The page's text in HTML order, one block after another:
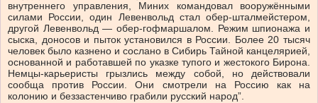
внутреннего управления, Миних командовал вооружёнными
силами России, один Левенвольд стал обер-шталмейстером,
другой Левенвольд — обер-гофмаршалом. Режим шпионажа и
сыска, доносов и пыток установился в России. Более 20 тысяч
человек было казнено и сослано в Сибирь Тайной канцелярией,
основанной и работавшей по указке тупого и жестокого Бирона.
Немцы-карьеристы грызлись между собой, но действовали
сообща против России. Они смотрели на Россию как на
колонию и беззастенчиво грабили русский народ”.